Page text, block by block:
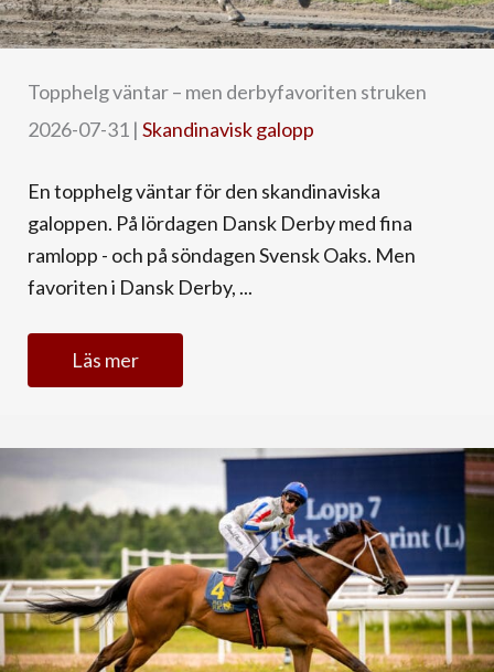
Topphelg väntar – men derbyfavoriten struken
2026-07-31 | Skandinavisk galopp
En topphelg väntar för den skandinaviska
galoppen. På lördagen Dansk Derby med fina
ramlopp - och på söndagen Svensk Oaks. Men
favoriten i Dansk Derby, ...
Läs mer